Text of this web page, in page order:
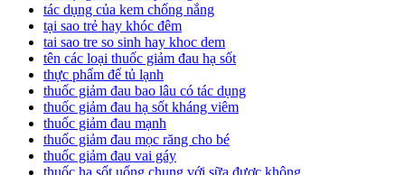
tác dụng của kem chống nắng
tại sao trẻ hay khóc đêm
tai sao tre so sinh hay khoc dem
tên các loại thuốc giảm đau hạ sốt
thực phẩm để tủ lạnh
thuốc giảm đau bao lâu có tác dụng
thuốc giảm đau hạ sốt kháng viêm
thuốc giảm đau mạnh
thuốc giảm đau mọc răng cho bé
thuốc giảm đau vai gáy
thuốc hạ sốt uống chung với sữa được không